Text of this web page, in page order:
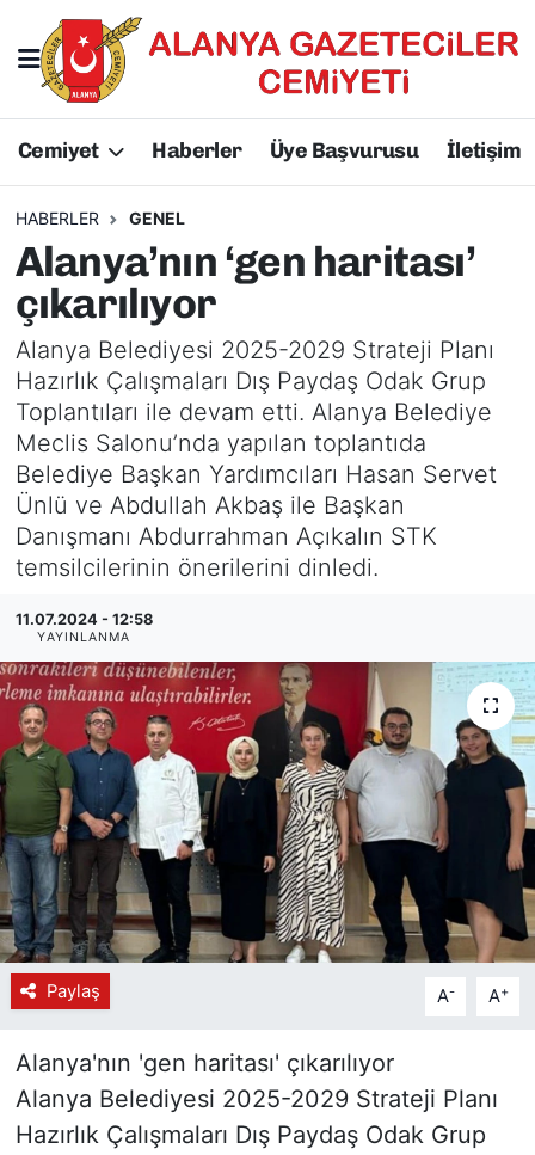
Cemiyet Haberler Üye Başvurusu İletişim
HABERLER GENEL
Alanya’nın ‘gen haritası’
çıkarılıyor
Alanya Belediyesi 2025-2029 Strateji Planı
Hazırlık Çalışmaları Dış Paydaş Odak Grup
Toplantıları ile devam etti. Alanya Belediye
Meclis Salonu’nda yapılan toplantıda
Belediye Başkan Yardımcıları Hasan Servet
Ünlü ve Abdullah Akbaş ile Başkan
Danışmanı Abdurrahman Açıkalın STK
temsilcilerinin önerilerini dinledi.
11.07.2024 - 12:58
YAYINLANMA
Paylaş A- A+
Alanya'nın 'gen haritası' çıkarılıyor
Alanya Belediyesi 2025-2029 Strateji Planı
Hazırlık Çalışmaları Dış Paydaş Odak Grup
Hakkımızda
Başkanlarımız
Yönetim Kurulu
Üyelerimiz
Tüzüğümüz
Üye Başvurusu
Başkan Hakkında
AGC Hakkında
Yönetim Kurulu
Üyelerimiz
Başkanlarımız
Tüzüğümüz